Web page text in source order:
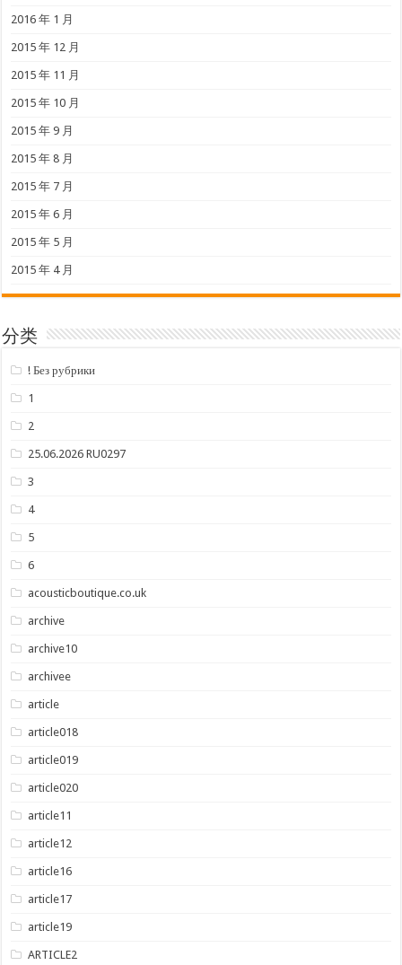
2016 年 1 月
2015 年 12 月
2015 年 11 月
2015 年 10 月
2015 年 9 月
2015 年 8 月
2015 年 7 月
2015 年 6 月
2015 年 5 月
2015 年 4 月
分类
! Без рубрики
1
2
25.06.2026 RU0297
3
4
5
6
acousticboutique.co.uk
archive
archive10
archivee
article
article018
article019
article020
article11
article12
article16
article17
article19
ARTICLE2